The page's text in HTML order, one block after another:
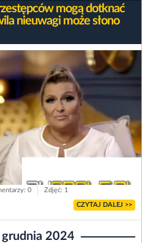
mogą dotknać
nieuwagi może słono
0 Zdjęć: 1
CZYTAJ DALEJ >>
grudnia 2024